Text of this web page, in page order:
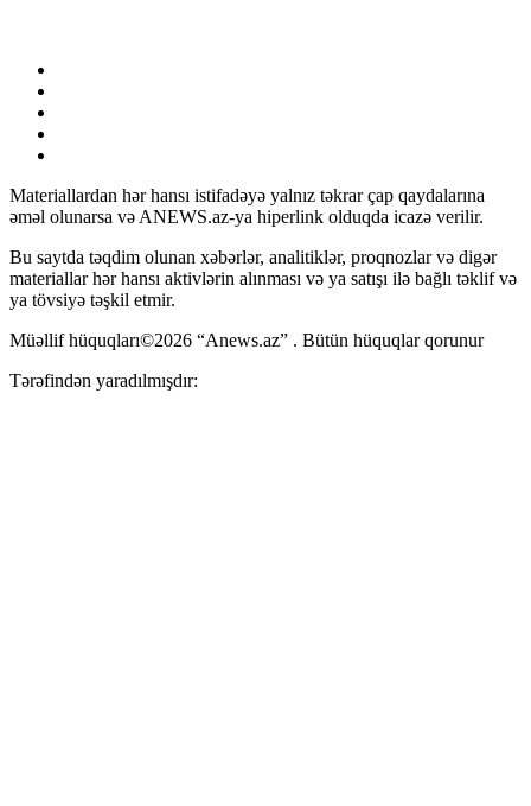
Materiallardan hər hansı istifadəyə yalnız təkrar çap qaydalarına
əməl olunarsa və ANEWS.az-ya hiperlink olduqda icazə verilir.
Bu saytda təqdim olunan xəbərlər, analitiklər, proqnozlar və digər
materiallar hər hansı aktivlərin alınması və ya satışı ilə bağlı təklif və
ya tövsiyə təşkil etmir.
Müəllif hüquqları©2026 “Anews.az” . Bütün hüquqlar qorunur
Tərəfindən yaradılmışdır: